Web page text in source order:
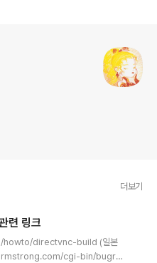
더보기
련 링크
directvnc-build (일본
cgi-bin/bugre